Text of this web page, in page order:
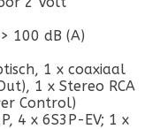
100 dB (A)
1 x coaxiaal
1 x Stereo RCA
Control)
4 x 6S3P-EV; 1 x